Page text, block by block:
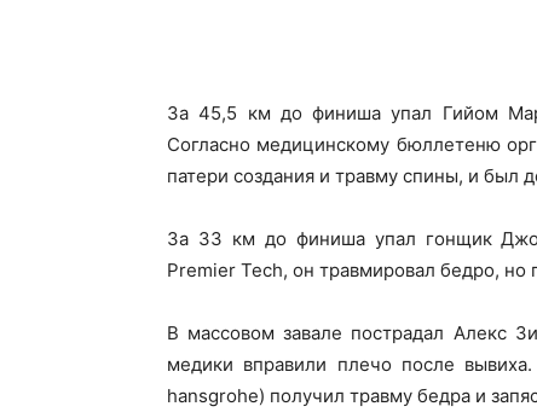
За 45,5 км до финиша упал Гийом
Согласно медицинскому бюллетеню
патери создания и травму спины, и был
За 33 км до финиша упал гонщик
Premier Tech, он травмировал бедро, но
В массовом завале пострадал Алекс
медики вправили плечо после
hansgrohe) получил травму бедра и